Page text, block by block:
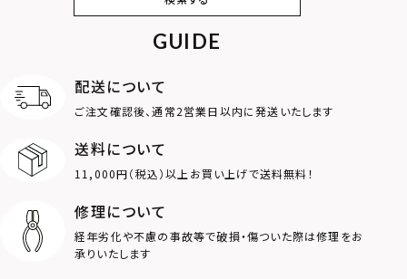
オンラインストア
ギフトボックス
MOTIF
ダブルリング
ロゴ
GUIDE
配送について
ご注文確認後、通常2営業日以内に発送いたします
送料について
11,000円（税込）以上お買い上げで送料無料！
修理について
経年劣化や不慮の事故等で破損・傷ついた際は修理をお
承りいたします